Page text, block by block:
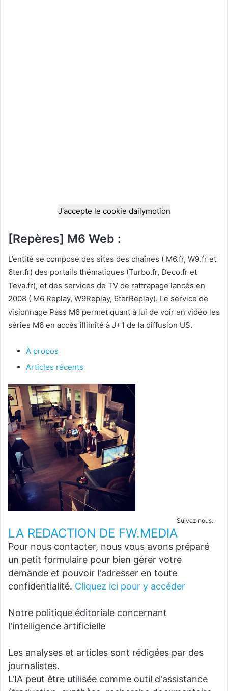
J'accepte le cookie dailymotion
[Repères] M6 Web :
L’entité se compose des sites des chaînes ( M6.fr, W9.fr et
6ter.fr) des portails thématiques (Turbo.fr, Deco.fr et
Teva.fr), et des services de TV de rattrapage lancés en
2008 ( M6 Replay, W9Replay, 6terReplay). Le service de
visionnage Pass M6 permet quant à lui de voir en vidéo les
séries M6 en accès illimité à J+1 de la diffusion US.
À propos
Articles récents
Suivez nous:
LA REDACTION DE FW.MEDIA
Pour nous contacter, nous vous avons préparé
un petit formulaire pour bien gérer votre
demande et pouvoir l'adresser en toute
confidentialité. Cliquez ici pour y accéder
Notre politique éditoriale concernant
l'intelligence artificielle
Les analyses et articles sont rédigées par des
journalistes.
L'IA peut être utilisée comme outil d'assistance